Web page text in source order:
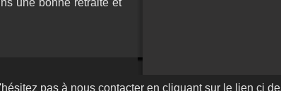
une bonne retraite et
pas à nous contacter en cliquant sur le lien ci